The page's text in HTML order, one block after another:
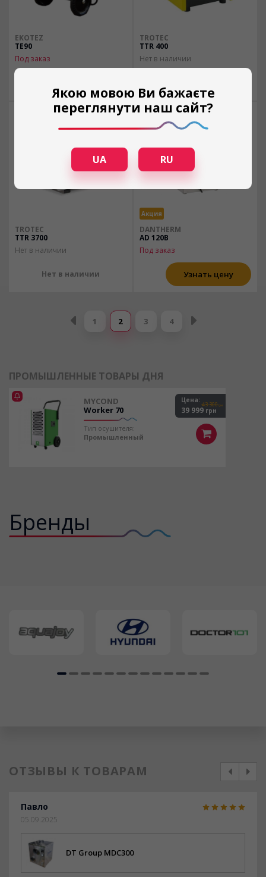
EKOTEZ
TE90
Под заказ
TROTEC
TTR 400
Нет в наличии
TROTEC
TTR 3700
Нет в наличии
Нет в наличии
Акция
DANTHERM
AD 120B
Под заказ
Узнать цену
1 2 3 4
ПРОМЫШЛЕННЫЕ ТОВАРЫ ДНЯ
MYCOND
Worker 70
Тип осушителя:
Промышленный
Цена:
39 999 грн
43 300грн
Бренды
ОТЗЫВЫ К ТОВАРАМ
Павло
05.09.2025
DT Group MDC300
Якою мовою Ви бажаєте
переглянути наш сайт?
UA RU